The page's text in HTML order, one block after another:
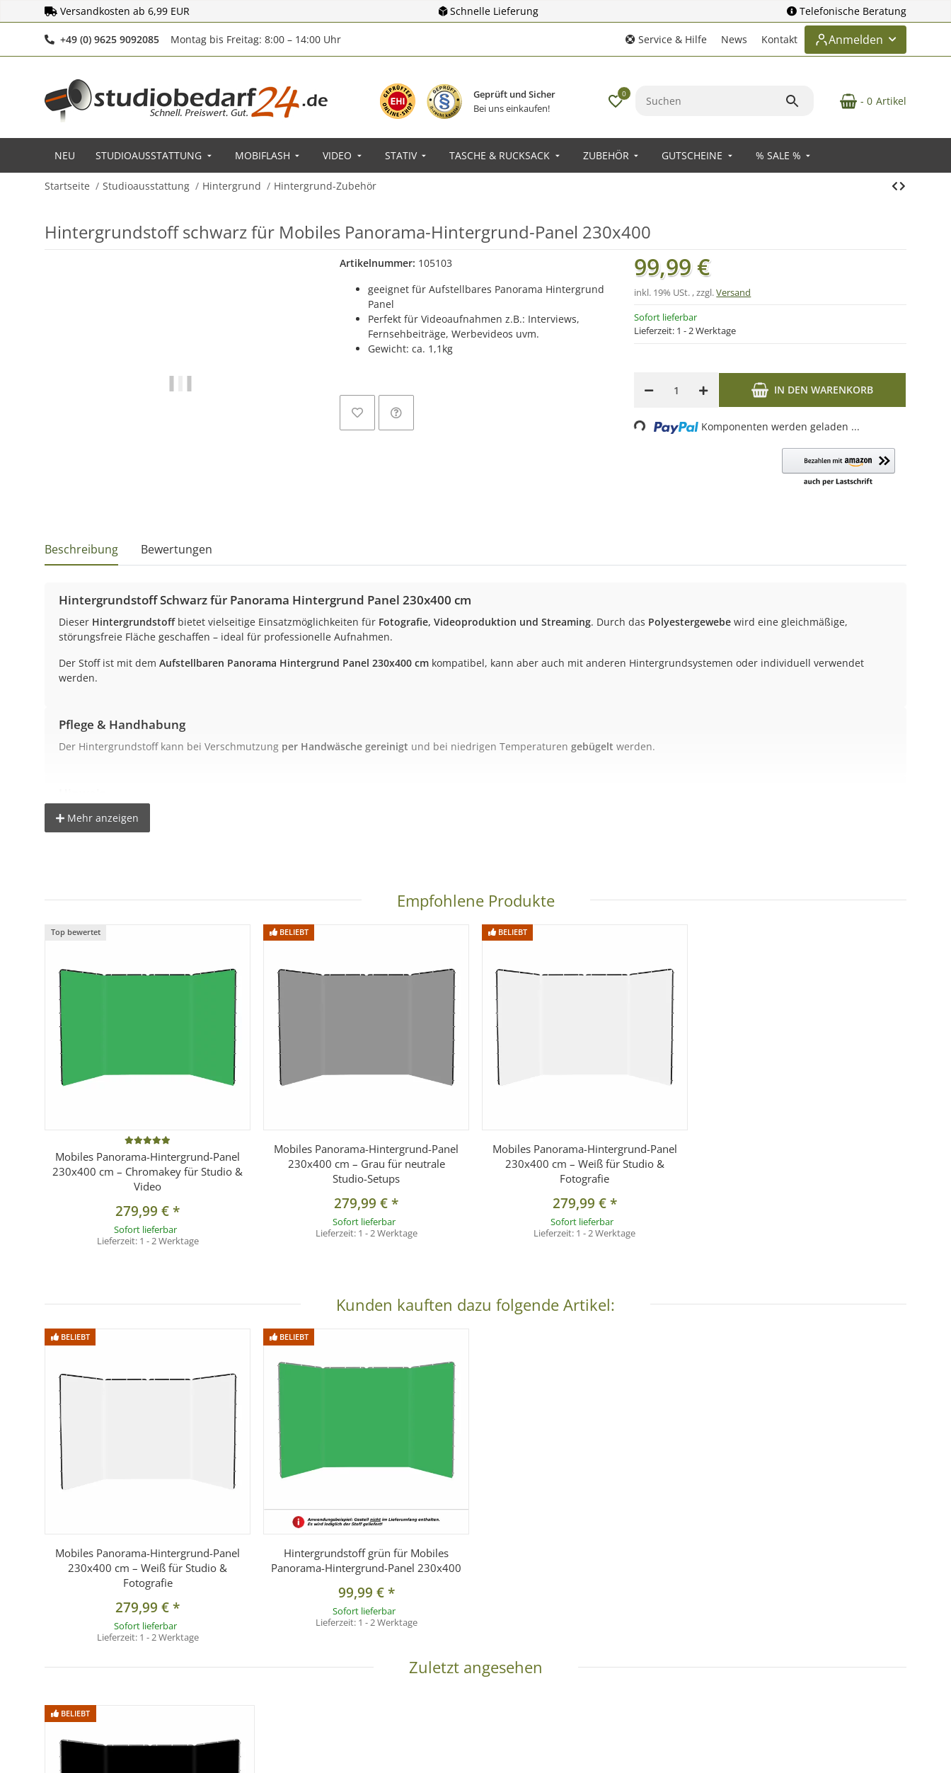
Versandkosten ab 6,99 EUR Schnelle Lieferung Telefonische Beratung
+49 (0) 9625 9092085Telefonnummer
Montag bis Freitag: 8:00 – 14:00 Uhr Service & Hilfe News Kontakt Anmelden
Geprüft und Sicher
Bei uns einkaufen!
0
- 0 Artikel
NEU STUDIOAUSSTATTUNG MOBIFLASH VIDEO STATIV TASCHE & RUCKSACK ZUBEHÖR GUTSCHEINE % SALE %
Startseite Studioausstattung Hintergrund Hintergrund-Zubehör
Hintergrundstoff schwarz für Mobiles Panorama-Hintergrund-Panel 230x400
Artikelnummer: 105103
geeignet für Aufstellbares Panorama Hintergrund
Panel
Perfekt für Videoaufnahmen z.B.: Interviews,
Fernsehbeiträge, Werbevideos uvm.
Gewicht: ca. 1,1kg
Sofort lieferbar
Lieferzeit: 1 - 2 Werktage
99,99 €
inkl. 19% USt. , zzgl.Versand
IN DEN WARENKORB
Loading... Komponenten werden geladen ...
Beschreibung Bewertungen
Hintergrundstoff Schwarz für Panorama Hintergrund Panel 230x400 cm
Dieser Hintergrundstoffbietet vielseitige Einsatzmöglichkeiten für Fotografie, Videoproduktion und Streaming. Durch das Polyestergewebe wird eine gleichmäßige,
störungsfreie Fläche geschaffen – ideal für professionelle Aufnahmen.
Der Stoff ist mit dem Aufstellbaren Panorama Hintergrund Panel 230x400 cm kompatibel, kann aber auch mit anderen Hintergrundsystemen oder individuell verwendet
werden.
Pflege & Handhabung
Der Hintergrundstoff kann bei Verschmutzung per Handwäsche gereinigt und bei niedrigen Temperaturen gebügelt werden.
Das Hintergrundgestänge ist nicht im Lieferumfang enthalten.
Maße:230 x 400 cm
Kompatibilität:
Passend für das Aufstellbare Panorama Hintergrund Panel 230x400 cm (Artnr. 104987, 105011, 105013, 105081)
Lieferumfang
1x Hintergrundstoff Schwarz für Panorama Hintergrund Panel 230x400 cm
Mehr anzeigen
Empfohlene Produkte
Top bewertet
Mobiles Panorama-Hintergrund-Panel
230x400 cm – Chromakey für Studio &
Video
279,99 €*
Sofort lieferbar
Lieferzeit: 1 - 2 Werktage
BELIEBT
Mobiles Panorama-Hintergrund-Panel
230x400 cm – Grau für neutrale
Studio-Setups
279,99 €*
Sofort lieferbar
Lieferzeit: 1 - 2 Werktage
BELIEBT
Mobiles Panorama-Hintergrund-Panel
230x400 cm – Weiß für Studio &
Fotografie
279,99 €*
Sofort lieferbar
Lieferzeit: 1 - 2 Werktage
Kunden kauften dazu folgende Artikel:
BELIEBT
Mobiles Panorama-Hintergrund-Panel
230x400 cm – Weiß für Studio &
Fotografie
279,99 €*
Sofort lieferbar
Lieferzeit: 1 - 2 Werktage
BELIEBT
Hintergrundstoff grün für Mobiles
Panorama-Hintergrund-Panel 230x400
99,99 €*
Sofort lieferbar
Lieferzeit: 1 - 2 Werktage
Zuletzt angesehen
BELIEBT